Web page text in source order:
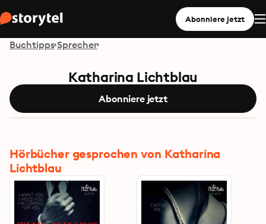
Abonniere jetzt
Buchtipps Sprecher
Katharina Lichtblau
Abonniere jetzt
Hörbücher gesprochen von Katharina
Lichtblau